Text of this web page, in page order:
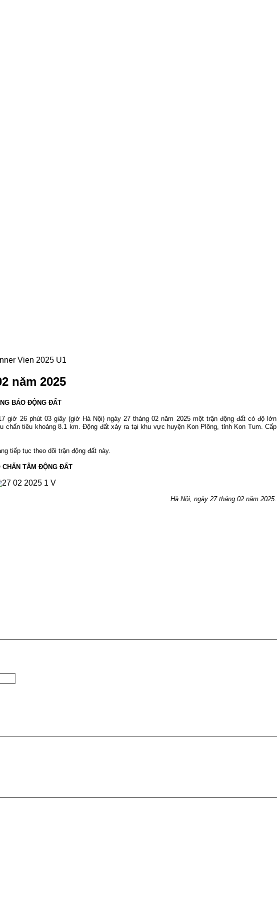
năm 2025
BÁO ĐỘNG ĐẤT
giờ 26 phút 03 giây (giờ Hà Nội) ngày 27 tháng 02 năm 2025 một trận động đất có độ lớn
chấn tiêu khoảng 8.1 km. Động đất xảy ra tại khu vực huyện Kon Plông, tỉnh Kon Tum.Cấp
tiếp tục theo dõi trận động đất này.
CHẤN TÂM ĐỘNG ĐẤT
Hà Nội, ngày 27 tháng 02 năm 2025.